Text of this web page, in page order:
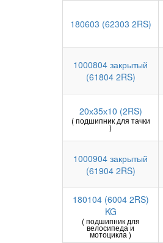
180603 (62303 2RS)
1000804 закрытый
(61804 2RS)
20х35х10 (2RS)
( подшипник для тачки
)
1000904 закрытый
(61904 2RS)
180104 (6004 2RS)
KG
( подшипник для
велосипеда и
мотоцикла )